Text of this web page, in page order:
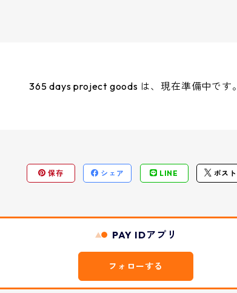
365 days project goods は、現在準備中です。
保存 シェア LINE ポスト
PAY IDアプリ
フォローする